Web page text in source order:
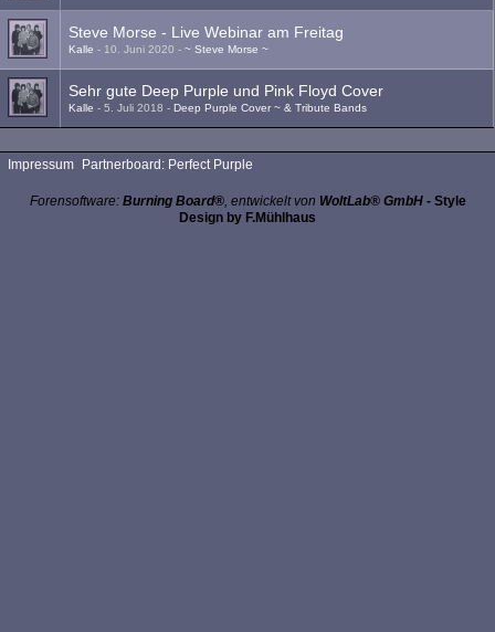
Steve Morse - Live Webinar am Freitag
Kalle - 10. Juni 2020 - ~ Steve Morse ~
Sehr gute Deep Purple und Pink Floyd Cover
Kalle - 5. Juli 2018 - Deep Purple Cover ~ & Tribute Bands
Impressum Partnerboard: Perfect Purple
Forensoftware: Burning Board®, entwickelt von WoltLab® GmbH